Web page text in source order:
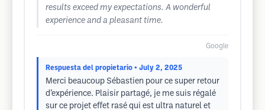
results exceed my expectations. A wonderful
experience and a pleasant time.
Google
Respuesta del propietario • July 2, 2025
Merci beaucoup Sébastien pour ce super retour
d’expérience. Plaisir partagé, je me suis régalé
sur ce projet effet rasé qui est ultra naturel et